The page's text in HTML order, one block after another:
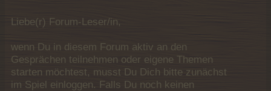
Liebe(r) Forum-Leser/in,
wenn Du in diesem Forum aktiv an den
Gesprächen teilnehmen oder eigene Themen
starten möchtest, musst Du Dich bitte zunächst
im Spiel einloggen. Falls Du noch keinen